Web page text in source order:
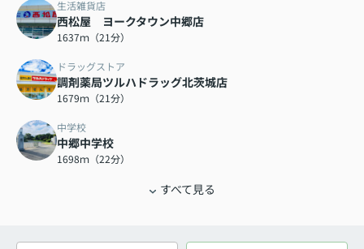
生活雑貨店
西松屋 ヨークタウン中郷店
1637ｍ（21分）
ドラッグストア
調剤薬局ツルハドラッグ北茨城店
1679ｍ（21分）
中学校
中郷中学校
1698ｍ（22分）
すべて見る